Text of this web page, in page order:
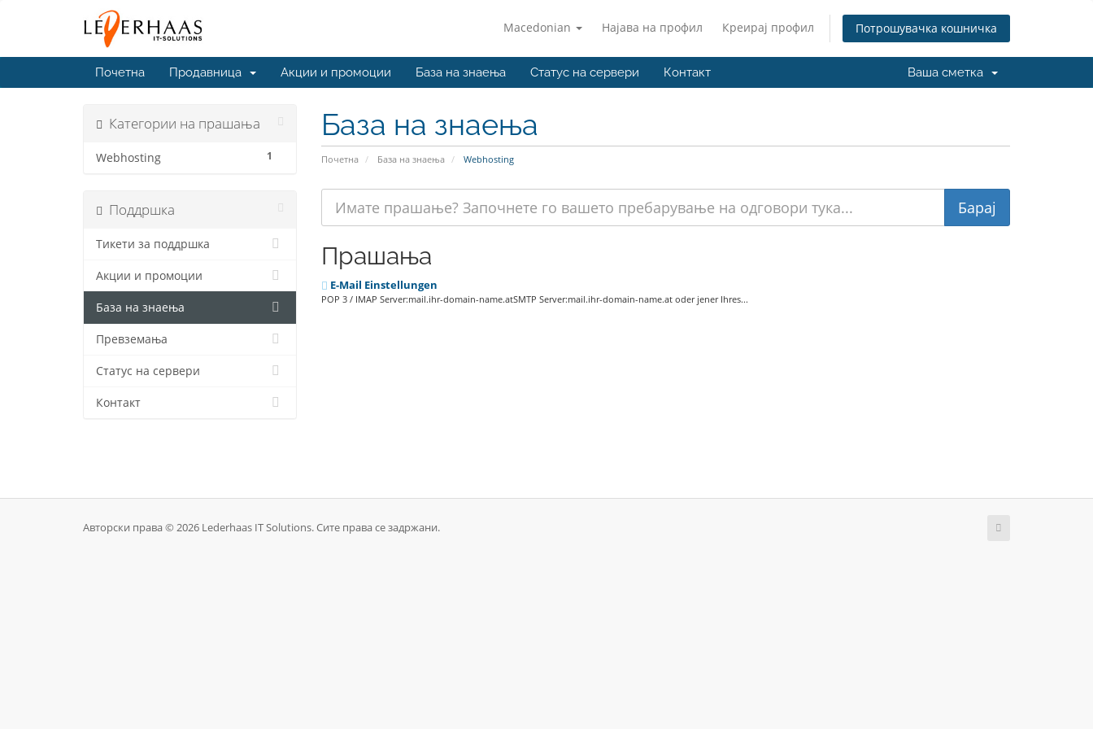
Macedonian Најава на профил Креирај профил Потрошувачка кошничка
Почетна Продавница Акции и промоции База на знаења Статус на сервери Контакт Ваша сметка
База на знаења
Почетна База на знаења Webhosting
Категории на прашања
1
Webhosting
Прашања
E-Mail Einstellungen
POP 3 / IMAP Server:mail.ihr-domain-name.atSMTP Server:mail.ihr-domain-name.at oder jener Ihres...
Поддршка
Тикети за поддршка
Акции и промоции
База на знаења
Превземања
Статус на сервери
Контакт
Авторски права © 2026 Lederhaas IT Solutions. Сите права се задржани.